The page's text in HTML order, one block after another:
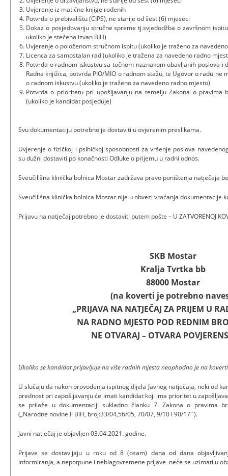
Uvjerenje iz matične knjige rođenih
Potvrda o prebivalištu (CIPS), ne starije od šest (6) mjeseci
Dokaz o posjedovanju stručne spreme tj.svjedodžba o završnom
ukoliko je stečena izvan BIH)
Uvjerenje o položenom stručnom ispitu (ukoliko je traženo za
Licenca za samostalan rad (ukoliko je tražena za navedeno radno
Potvrda o radnom iskustvu sa točnom naznakom obavljanih poslova
Radna knjižica, potvrda PIO/MIO o radnom stažu, te Ugovor o radu ne
o radnom iskustvu (ukoliko je traženo za navedeno radno mjesto)
Potvrda o prioritetu pri upošljavanju na temelju Zakona o pravima
(ukoliko je kandidat posjeduje)
Svu dokumentaciju potrebno je dostaviti u ovjerenim preslikama.
Uvjerenje o fizičkoj i psihičkoj sposobnosti za vršenje poslova
su dužni dostaviti po konačnosti Odluke o prijemu u radni odnos.
Sveučilišna klinička bolnica Mostar zadržava pravo poništenja natječaja
Sveučilišna klinička bolnica Mostar nije u obvezi vraćanja dokumentacije
Prijavu na natječaj potrebno je dostaviti putem pošte – U ZATVORENOJ
SKB Mostar
Kralja Tvrtka bb
88000 Mostar
(na koverti je potrebno
„PRIJAVA NA NATJEČAJ ZA PRIJEM U
NA RADNO MJESTO POD REDNIM
NE OTVARAJ – OTVARA
Ukoliko se kandidat prijavljuje na više radnih mjesta neophodno je na
U slučaju da nakon provođenja ispitnog dijela Javnog natječaja, neki od
prednost pri zapošljavanju će imati kandidat koji ima prioritet u
se prilaže u dokumentaciji sukladno članku 7. Zakona o pravima
(„Narodne novine F BiH, broj:33/04,56/05, 70/07, 9/10 i 90/17˝).
Javni natječaj je objavljen 03.04.2021. godine.
Prijave se dostavljaju u roku od 8 (osam) dana od dana
informiranja, a nepotpune i neblagovremene prijave neće se uzimati u